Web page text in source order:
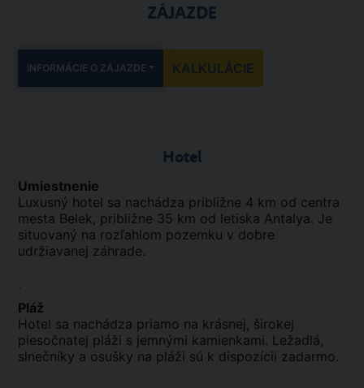
ZÁJAZDE
INFORMÁCIE O ZÁJAZDE KALKULÁCIE
Hotel
Umiestnenie
Luxusný hotel sa nachádza približne 4 km od centra
mesta Belek, približne 35 km od letiska Antalya. Je
situovaný na rozľahlom pozemku v dobre
udržiavanej záhrade.
.
Pláž
Hotel sa nachádza priamo na krásnej, širokej
piesočnatej pláži s jemnými kamienkami. Ležadlá,
slnečníky a osušky na pláži sú k dispozícii zadarmo.